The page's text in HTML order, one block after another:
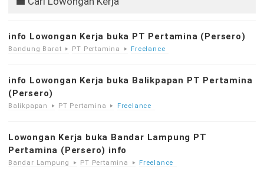
info Lowongan Kerja buka PT Pertamina (Persero)
Bandung Barat PT Pertamina Freelance
info Lowongan Kerja buka Balikpapan PT Pertamina
(Persero)
Balikpapan PT Pertamina Freelance
Lowongan Kerja buka Bandar Lampung PT
Pertamina (Persero) info
Bandar Lampung PT Pertamina Freelance